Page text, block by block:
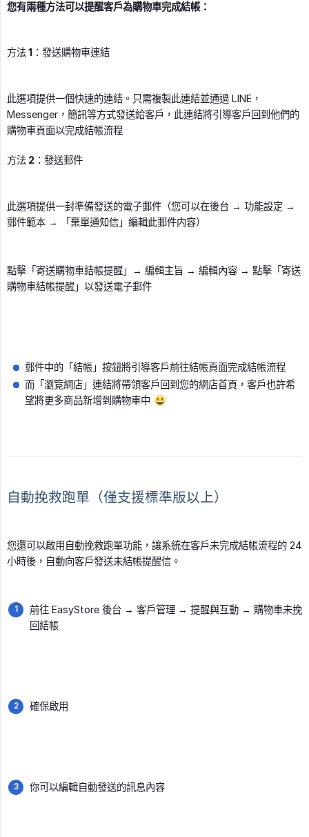
您有兩種方法可以提醒客戶為購物車完成結帳：
方法 1：發送購物車連結
此選項提供一個快速的連結。只需複製此連結並通過 LINE，
Messenger，簡訊等方式發送給客戶，此連結將引導客戶回到他們的
購物車頁面以完成結帳流程
方法 2：發送郵件
此選項提供一封準備發送的電子郵件（您可以在後台 → 功能設定 →
郵件範本 → 「棄單通知信」編輯此郵件内容）
點擊「寄送購物車結帳提醒」→ 編輯主旨 → 編輯內容 → 點擊「寄送
購物車結帳提醒」以發送電子郵件
郵件中的「結帳」按鈕將引導客戶前往結帳頁面完成結帳流程
而「瀏覽網店」連結將帶領客戶回到您的網店首頁，客戶也許希
望將更多商品新增到購物車中
自動挽救跑單（僅支援標準版以上）
您還可以啟用自動挽救跑單功能，讓系統在客戶未完成結帳流程的 24
小時後，自動向客戶發送未結帳提醒信。
前往 EasyStore 後台 → 客戶管理 → 提醒與互動 → 購物車未挽
回結帳
確保啟用
你可以編輯自動發送的訊息內容